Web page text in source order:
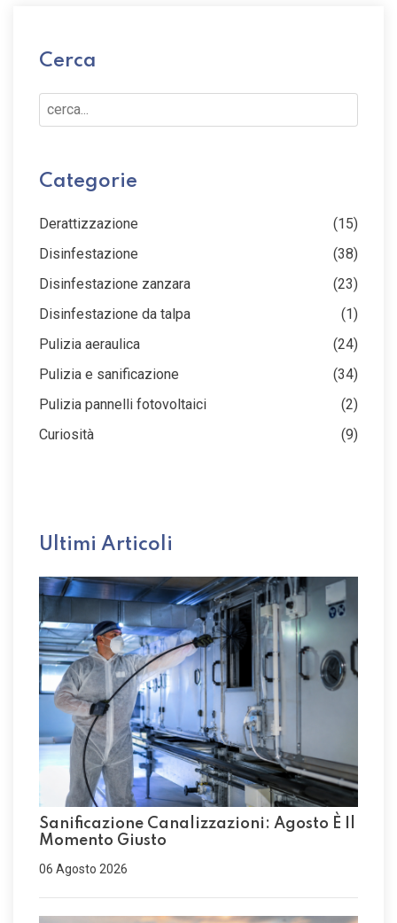
Cerca
Cerca...
Categorie
Derattizzazione
(15)
Disinfestazione
(38)
Disinfestazione zanzara
(23)
Disinfestazione da talpa
(1)
Pulizia aeraulica
(24)
Pulizia e sanificazione
(34)
Pulizia pannelli fotovoltaici
(2)
Curiosità
(9)
Ultimi Articoli
Sanificazione Canalizzazioni: Agosto È Il
Momento Giusto
06 Agosto 2026